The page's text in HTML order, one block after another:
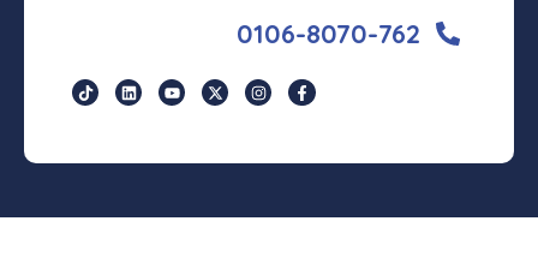
0106-8070-762